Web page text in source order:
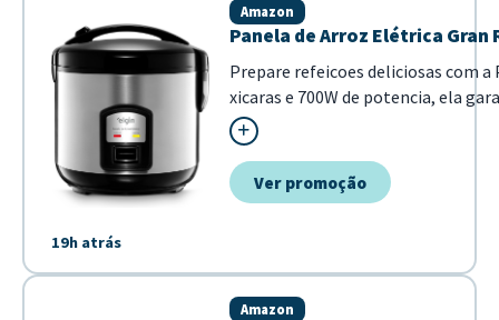
19h atrás
Panela de Arroz Elétrica Gran
Amazon
Prepare refeicoes deliciosas com a
xicaras e 700W de potencia, ela
em inox oferece maior
Ver promoção
Amazon